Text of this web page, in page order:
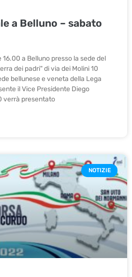
a Belluno – sabato
a Belluno presso la sede del
dei padri" di via dei Molini 10
bellunese e veneta della Lega
il Vice Presidente Diego
verrà presentato
NOTIZIE